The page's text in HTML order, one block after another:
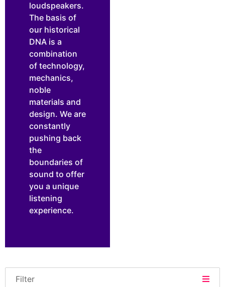
loudspeakers.
The basis of
our historical
DNA is a
combination
of technology,
mechanics,
noble
materials and
design. We are
constantly
pushing back
the
boundaries of
sound to offer
you a unique
listening
experience.
Filter